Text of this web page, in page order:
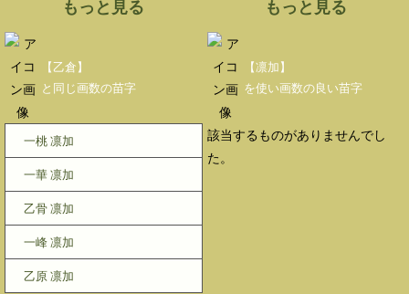
もっと見る もっと見る
【乙倉】
と同じ画数の苗字
一桃 凛加
一華 凛加
乙骨 凛加
一峰 凛加
乙原 凛加
【凛加】
を使い画数の良い苗字
該当するものがありませんでし
た。